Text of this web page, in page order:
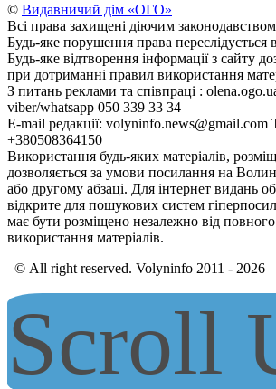
© Видавничий дім «ОГО»
Всі права захищені діючим
Будь-яке порушення права переслідується
Будь-яке відтворення інформації з сайту
при дотриманні правил використання
З питань реклами та співпраці :
viber/whatsapp 050 339 33 34
E-mail редакції: volyninfo.news@gmail.com
+380508364150
Використання будь-яких матеріалів,
дозволяється за умови посилання на
або другому абзаці. Для інтернет видань
відкрите для пошукових систем
має бути розміщено незалежно від
використання матеріалів.
© All right reserved. Volyninfo 2011 - 2026
Scroll